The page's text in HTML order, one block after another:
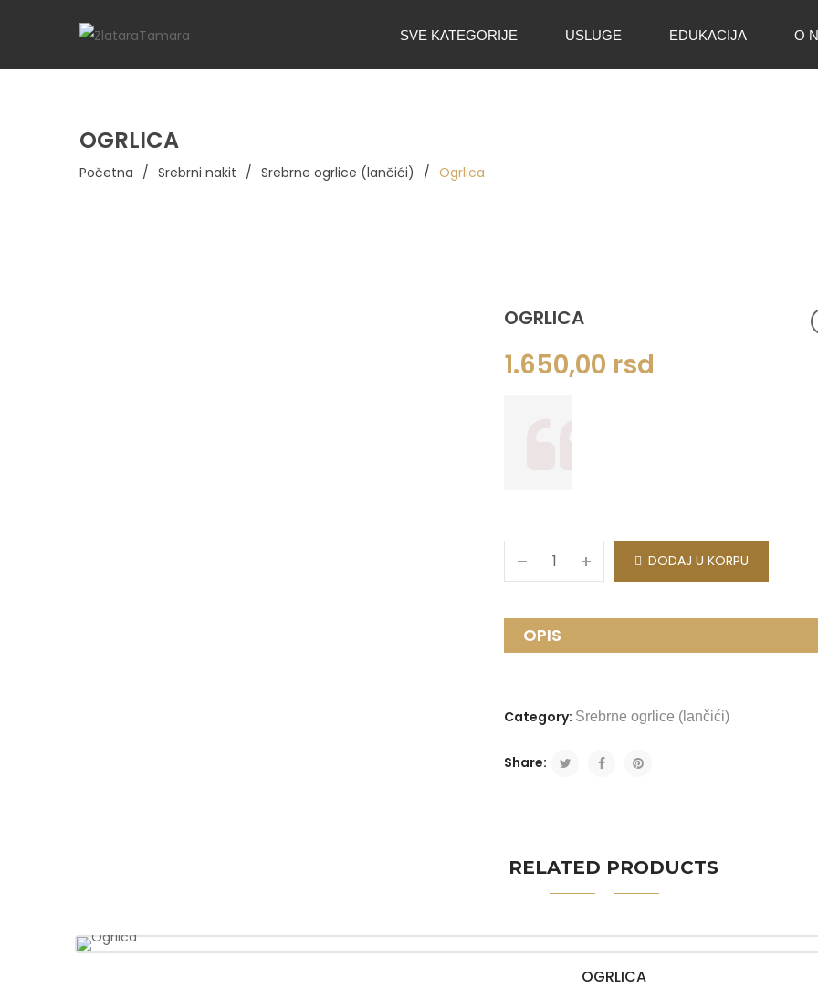
SVE KATEGORIJE USLUGE EDUKACIJA O
OGRLICA
Početna / Srebrni nakit / Srebrne ogrlice (lančići) / Ogrlica
OGRLICA
1.650,00 rsd
DODAJ U KORPU
OPIS
Category: Srebrne ogrlice (lančići)
Share:
RELATED PRODUCTS
OGRLICA